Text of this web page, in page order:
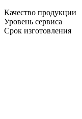
Качество продукции
Уровень сервиса
Срок изготовления